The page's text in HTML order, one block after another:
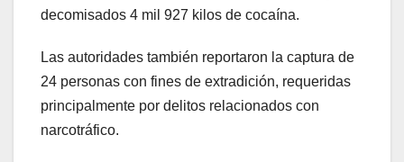
decomisados 4 mil 927 kilos de cocaína.
Las autoridades también reportaron la captura de
24 personas con fines de extradición, requeridas
principalmente por delitos relacionados con
narcotráfico.